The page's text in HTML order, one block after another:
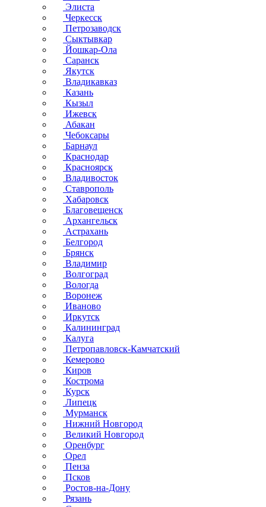
Элиста
Черкесск
Петрозаводск
Сыктывкар
Йошкар-Ола
Саранск
Якутск
Владикавказ
Казань
Кызыл
Ижевск
Абакан
Чебоксары
Барнаул
Краснодар
Красноярск
Владивосток
Ставрополь
Хабаровск
Благовещенск
Архангельск
Астрахань
Белгород
Брянск
Владимир
Волгоград
Вологда
Воронеж
Иваново
Иркутск
Калининград
Калуга
Петропавловск-Камчатский
Кемерово
Киров
Кострома
Курск
Липецк
Мурманск
Нижний Новгород
Великий Новгород
Оренбург
Орел
Пенза
Псков
Ростов-на-Дону
Рязань